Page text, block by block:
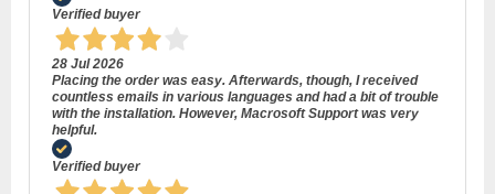
Verified buyer
28 Jul 2026
Placing the order was easy. Afterwards, though, I received
countless emails in various languages and had a bit of trouble
with the installation. However, Macrosoft Support was very
helpful.
Verified buyer